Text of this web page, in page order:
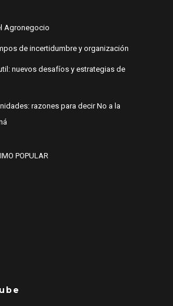
Agronegocio
de incertidumbre y organización
nuevos desafíos y estrategias de
razones para decir No a la
POPULAR